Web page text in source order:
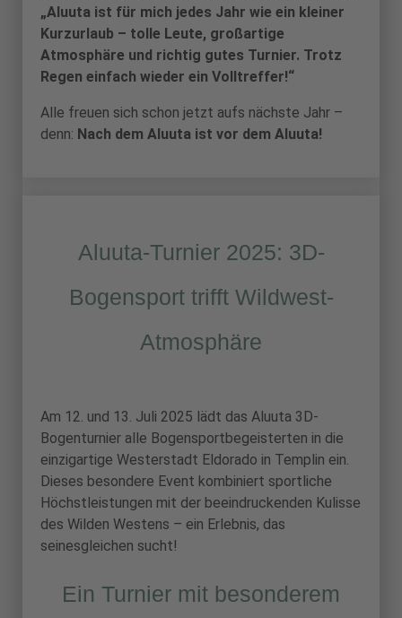
„Aluuta ist für mich jedes Jahr wie ein kleiner
Kurzurlaub – tolle Leute, großartige
Atmosphäre und richtig gutes Turnier. Trotz
Regen einfach wieder ein Volltreffer!“
Alle freuen sich schon jetzt aufs nächste Jahr –
denn: Nach dem Aluuta ist vor dem Aluuta!
Aluuta-Turnier 2025: 3D-
Bogensport trifft Wildwest-
Atmosphäre
Am 12. und 13. Juli 2025 lädt das Aluuta 3D-
Bogenturnier alle Bogensportbegeisterten in die
einzigartige Westerstadt Eldorado in Templin ein.
Dieses besondere Event kombiniert sportliche
Höchstleistungen mit der beeindruckenden Kulisse
des Wilden Westens – ein Erlebnis, das
seinesgleichen sucht!
Ein Turnier mit besonderem